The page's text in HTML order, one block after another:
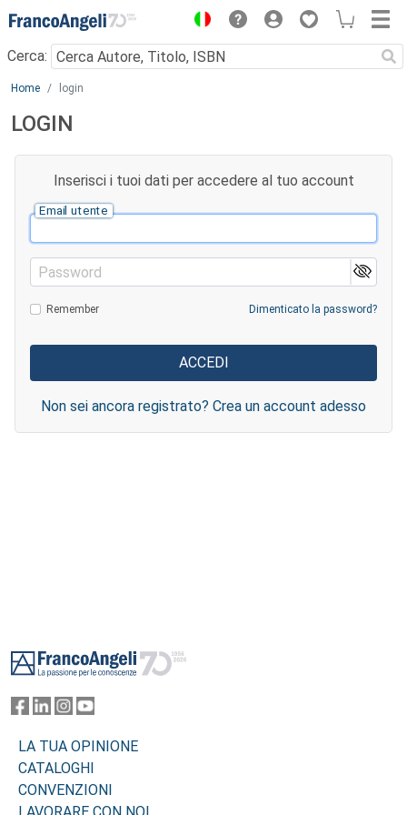
Menu
Cerca:
Main content
Home login
LOGIN
Inserisci i tuoi dati per accedere al tuo account
Email utente
Password
Remember Dimenticato la password?
Non sei ancora registrato? Crea un account adesso
LA TUA OPINIONE
CATALOGHI
CONVENZIONI